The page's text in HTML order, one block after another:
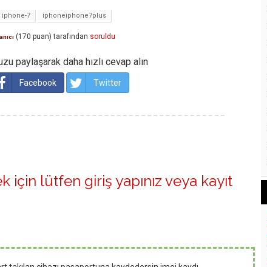
iphone-7 iphoneiphone7plus
(170 puan) tarafından soruldu
paylaşarak daha hızlı cevap alın
Facebook Twitter
için lütfen giriş yapınız veya kayıt